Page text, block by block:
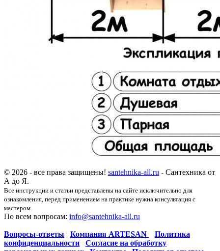
© 2026 - все права защищены! santehnika-all.ru - Сантехника от
А до Я.
Все инструкции и статьи представлены на сайте исключительно для
ознакомления, перед применением на практике нужна консультация с
мастером.
По всем вопросам: info@santehnika-all.ru
Вопросы-ответы Компания ARTESAN
Политика
конфиденциальности
Согласие на обработку